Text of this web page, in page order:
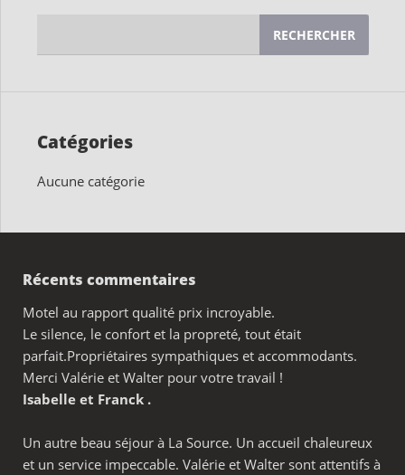
Catégories
Aucune catégorie
Récents commentaires
Motel au rapport qualité prix incroyable.
Le silence, le confort et la propreté, tout était
parfait.Propriétaires sympathiques et accommodants.
Merci Valérie et Walter pour votre travail !
Isabelle et Franck .
Un autre beau séjour à La Source. Un accueil chaleureux
et un service impeccable. Valérie et Walter sont attentifs à